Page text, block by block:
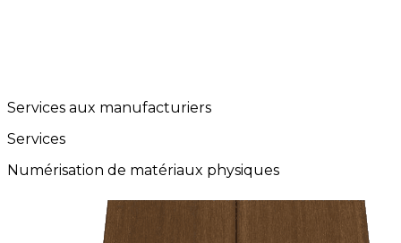
Services aux manufacturiers
Services
Numérisation de matériaux physiques